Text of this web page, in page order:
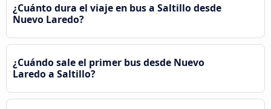
¿Cuánto dura el viaje en bus a Saltillo desde
Nuevo Laredo?
¿Cuándo sale el primer bus desde Nuevo
Laredo a Saltillo?